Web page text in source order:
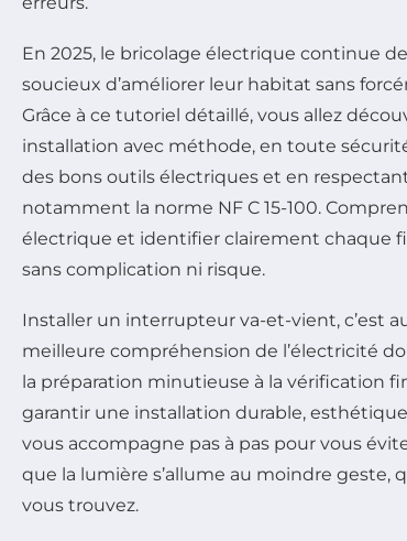
En 2025, le bricolage électrique continue
soucieux d’améliorer leur habitat sans
Grâce à ce tutoriel détaillé, vous allez
installation avec méthode, en toute
des bons outils électriques et en
notamment la norme NF C 15-100.
électrique et identifier clairement chaque
sans complication ni risque.
Installer un interrupteur va-et-vient, c’est
meilleure compréhension de l’électricité
la préparation minutieuse à la vérification
garantir une installation durable,
vous accompagne pas à pas pour vous
que la lumière s’allume au moindre geste,
vous trouvez.